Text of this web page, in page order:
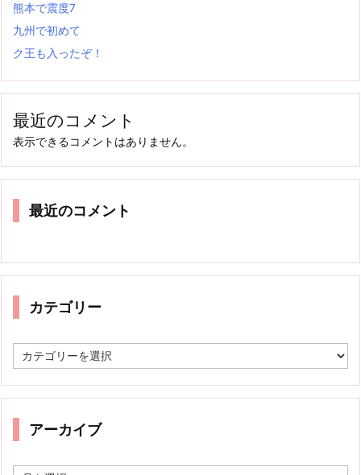
熊本で震度7
九州で初めて
ク王も入ったぞ！
最近のコメント
表示できるコメントはありません。
最近のコメント
カテゴリー
テ
リ
アーカイブ